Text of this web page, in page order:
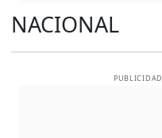
NACIONAL
PUBLICIDAD